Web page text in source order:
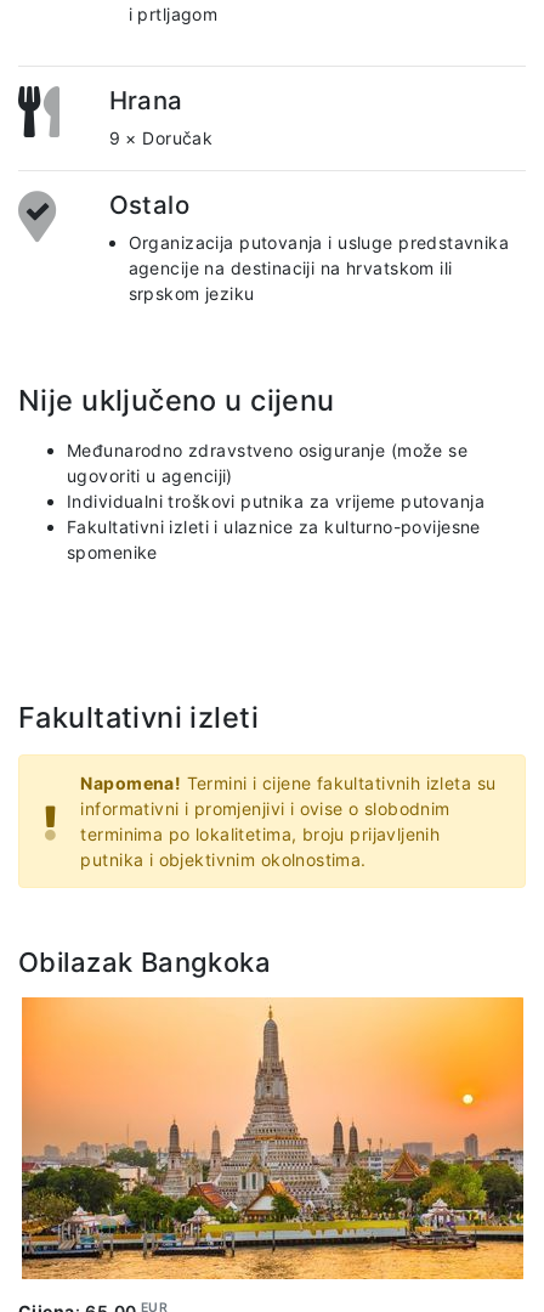
i prtljagom
Hrana
9 × Doručak
Ostalo
Organizacija putovanja i usluge predstavnika
agencije na destinaciji na hrvatskom ili
srpskom jeziku
Nije uključeno u cijenu
Međunarodno zdravstveno osiguranje (može se
ugovoriti u agenciji)
Individualni troškovi putnika za vrijeme putovanja
Fakultativni izleti i ulaznice za kulturno-povijesne
spomenike
Fakultativni izleti
Napomena! Termini i cijene fakultativnih izleta su
informativni i promjenjivi i ovise o slobodnim
terminima po lokalitetima, broju prijavljenih
putnika i objektivnim okolnostima.
Obilazak Bangkoka
EUR